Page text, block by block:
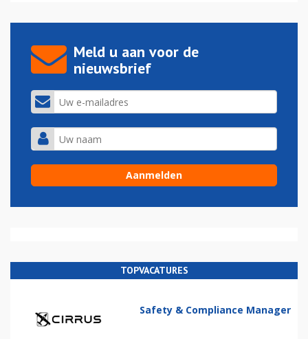
Meld u aan voor de
nieuwsbrief
TOPVACATURES
Safety & Compliance Manager